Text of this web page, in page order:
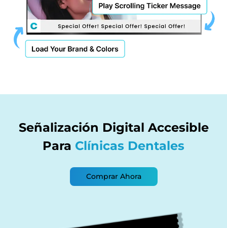
Señalización Digital Accesible
Para Clínicas Dentales
Comprar Ahora